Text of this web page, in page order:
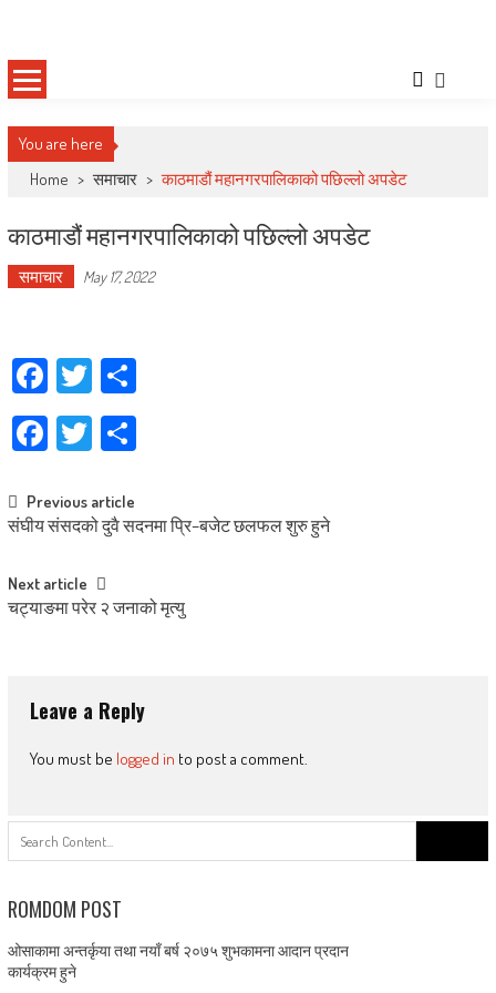
content
You are here
Home > समाचार > काठमाडौं महानगरपालिकाको पछिल्लो अपडेट
काठमाडौं महानगरपालिकाको पछिल्लो अपडेट
समाचार May 17, 2022
Facebook
TwitterShare
Facebook
TwitterShare
Post
navigation
Previous article
संघीय संसदको दुवै सदनमा प्रि–बजेट छलफल शुरु हुने
Next article
चट्याङमा परेर २ जनाको मृत्यु
Leave a Reply
You must be logged in to post a comment.
for:
ROMDOM POST
ओसाकामा अन्तर्कृया तथा नयाँ बर्ष २०७५ शुभकामना आदान प्रदान
कार्यक्रम हुने